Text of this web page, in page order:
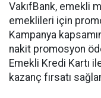
VakıfBank, emekli
emeklileri için
Kampanya
nakit promosyon
Emekli Kredi Kartı
kazanç fırsatı